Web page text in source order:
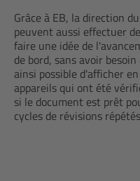
Grâce à EB, la direction
peuvent aussi effectuer
faire une idée de
de bord, sans avoir
ainsi possible d'afficher
appareils qui ont été
si le document est prêt
cycles de révisions